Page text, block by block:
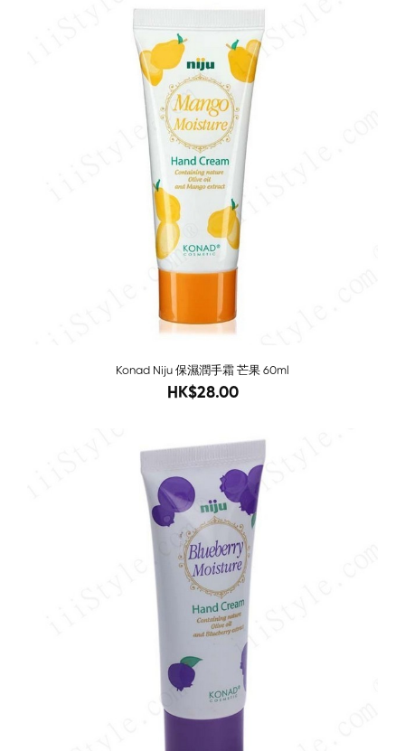
Konad Niju 保濕潤手霜 芒果 60ml
58
HK$28.00